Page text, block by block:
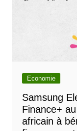
Economie
Samsung
Finance+
africain à